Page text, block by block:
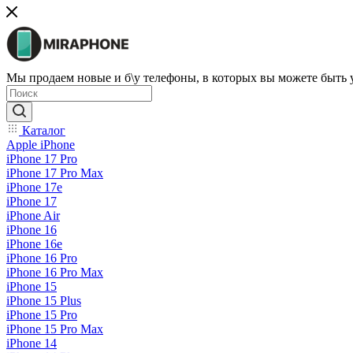
Мы продаем новые и б\у телефоны, в которых вы можете быть
Каталог
Apple iPhone
iPhone 17 Pro
iPhone 17 Pro Max
iPhone 17e
iPhone 17
iPhone Air
iPhone 16
iPhone 16e
iPhone 16 Pro
iPhone 16 Pro Max
iPhone 15
iPhone 15 Plus
iPhone 15 Pro
iPhone 15 Pro Max
iPhone 14